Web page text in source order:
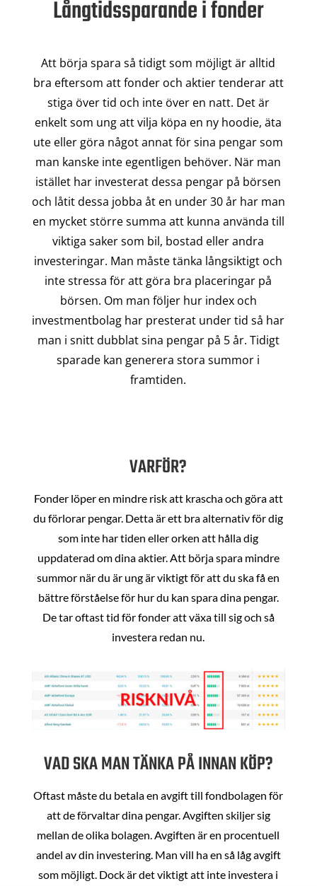
Långtidssparande i fonder
Att börja spara så tidigt som möjligt är alltid
bra eftersom att fonder och aktier tenderar att
stiga över tid och inte över en natt. Det är
enkelt som ung att vilja köpa en ny hoodie, äta
ute eller göra något annat för sina pengar som
man kanske inte egentligen behöver. När man
istället har investerat dessa pengar på börsen
och låtit dessa jobba åt en under 30 år har man
en mycket större summa att kunna använda till
viktiga saker som bil, bostad eller andra
investeringar. Man måste tänka långsiktigt och
inte stressa för att göra bra placeringar på
börsen. Om man följer hur index och
investmentbolag har presterat under tid så har
man i snitt dubblat sina pengar på 5 år. Tidigt
sparade kan generera stora summor i
framtiden.
VARFÖR?
Fonder löper en mindre risk att krascha och göra att
du förlorar pengar. Detta är ett bra alternativ för dig
som inte har tiden eller orken att hålla dig
uppdaterad om dina aktier. Att börja spara mindre
summor när du är ung är viktigt för att du ska få en
bättre förståelse för hur du kan spara dina pengar.
De tar oftast tid för fonder att växa till sig och så
investera redan nu.
VAD SKA MAN TÄNKA PÅ INNAN KÖP?
Oftast måste du betala en avgift till fondbolagen för
att de förvaltar dina pengar. Avgiften skiljer sig
mellan de olika bolagen. Avgiften är en procentuell
andel av din investering. Man vill ha en så låg avgift
som möjligt. Dock är det viktigt att inte investera i